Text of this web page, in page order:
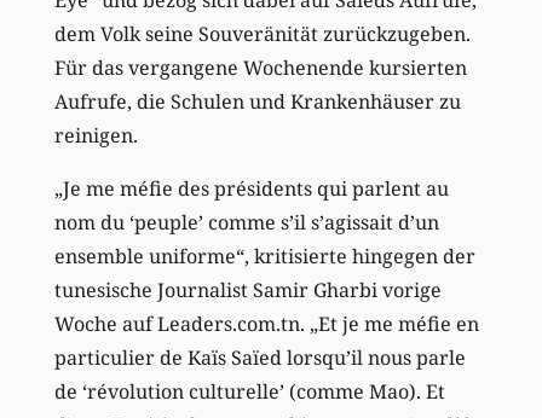
dem Volk seine Souveränität zurückzugeben.
Für das vergangene Wochenende kursierten
Aufrufe, die Schulen und Krankenhäuser zu
reinigen.
„Je me méfie des présidents qui parlent au
nom du ‘peuple’ comme s’il s’agissait d’un
ensemble uniforme“, kritisierte hingegen der
tunesische Journalist Samir Gharbi vorige
Woche auf Leaders.com.tn. „Et je me méfie en
particulier de Kaïs Saïed lorsqu’il nous parle
de ‘révolution culturelle’ (comme Mao). Et